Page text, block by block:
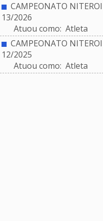
CAMPEONATO
13/2026
Atuou como: Atleta
CAMPEONATO
12/2025
Atuou como: Atleta